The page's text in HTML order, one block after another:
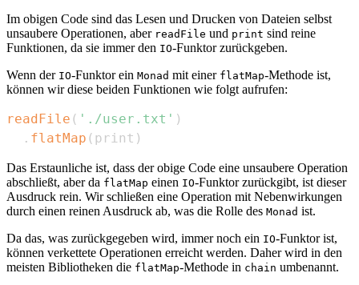
Im obigen Code sind das Lesen und Drucken von Dateien selbst
unsaubere Operationen, aber readFile und print sind reine
Funktionen, da sie immer den IO-Funktor zurückgeben.
Wenn der IO-Funktor ein Monad mit einer flatMap-Methode ist,
können wir diese beiden Funktionen wie folgt aufrufen:
readFile ( './user.txt' )
. flatMap ( print )
Das Erstaunliche ist, dass der obige Code eine unsaubere Operation
abschließt, aber da flatMap einen IO-Funktor zurückgibt, ist dieser
Ausdruck rein. Wir schließen eine Operation mit Nebenwirkungen
durch einen reinen Ausdruck ab, was die Rolle des Monad ist.
Da das, was zurückgegeben wird, immer noch ein IO-Funktor ist,
können verkettete Operationen erreicht werden. Daher wird in den
meisten Bibliotheken die flatMap-Methode in chain umbenannt.